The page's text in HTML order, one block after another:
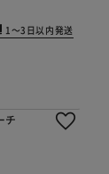
1～3日以内発送
チ